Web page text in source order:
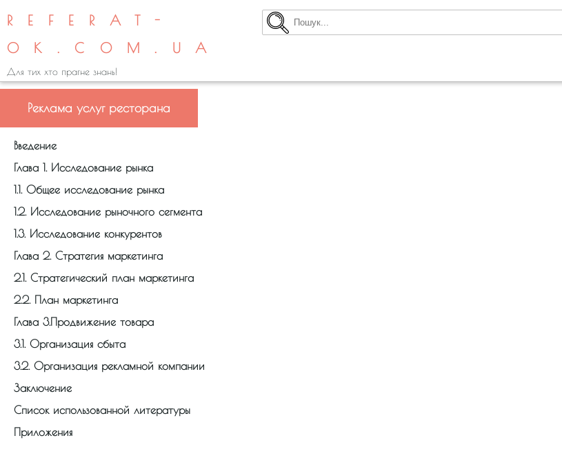
REFERAT-
OK.COM.UA
Для тих хто прагне знань!
Реклама услуг ресторана
Введение
Глава 1. Исследование рынка
1.1. Общее исследование рынка
1.2. Исследование рыночного сегмента
1.3. Исследование конкурентов
Глава 2. Стратегия маркетинга
2.1. Стратегический план маркетинга
2.2. План маркетинга
Глава 3.Продвижение товара
3.1. Организация сбыта
3.2. Организация рекламной компании
Заключение
Список использованной литературы
Приложения